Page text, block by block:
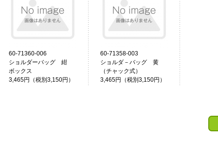
60-71360-006
ショルダーバッグ 紺
ボックス
3,465円（税別3,150円）
60-71358-003
ショルダ－バッグ 黄
（チャック式）
3,465円（税別3,150円）